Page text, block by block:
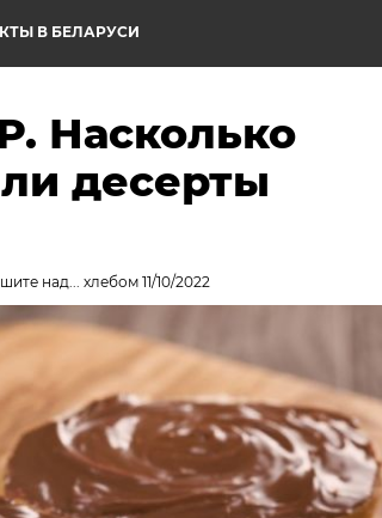
В БЕЛАРУСИ
Насколько
десерты
над... хлебом 11/10/2022